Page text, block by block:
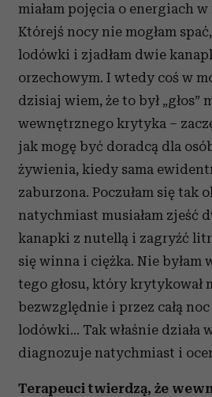
miałam pojęcia o energiach
Którejś nocy nie mogłam
lodówki i zjadłam dwie
orzechowym. I wtedy coś w
dzisiaj wiem, że to był „głos”
wewnętrznego krytyka –
jak mogę być doradcą dla
żywienia, kiedy sama
zaburzona. Poczułam się tak
natychmiast musiałam zjeść
kanapki z nutellą i zagryźć
się winna i ciężka. Nie byłam
tego głosu, który krytykował
bezwzględnie i przez całą noc
lodówki… Tak właśnie działa
diagnozuje natychmiast i
Terapeuci twierdzą, że